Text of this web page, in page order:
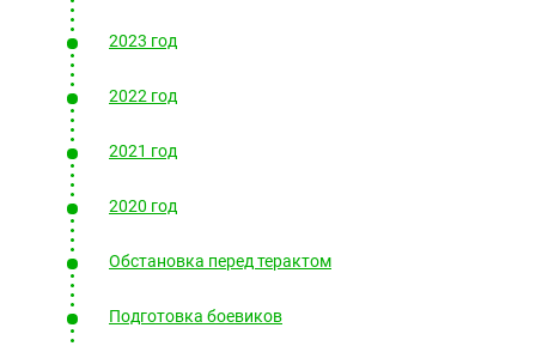
Чечня
Южная Осетия
Южный Кавказ
ЮФО
2023 год
2022 год
2021 год
2020 год
Обстановка перед терактом
Подготовка боевиков